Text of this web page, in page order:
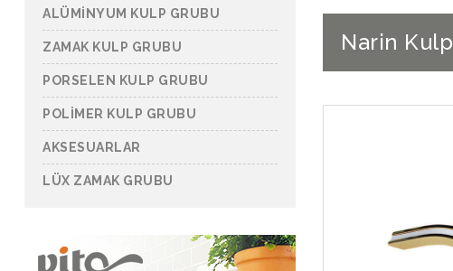
ALÜMİNYUM KULP GRUBU
ZAMAK KULP GRUBU
PORSELEN KULP GRUBU
POLİMER KULP GRUBU
AKSESUARLAR
LÜX ZAMAK GRUBU
Narin Kulp